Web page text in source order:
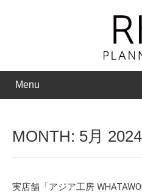
Menu
MONTH: 5月 2024
実店舗「アジア工房